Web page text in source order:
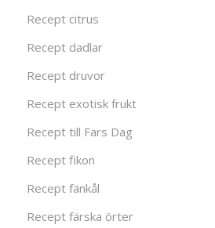
Recept citrus
Recept dadlar
Recept druvor
Recept exotisk frukt
Recept till Fars Dag
Recept fikon
Recept fänkål
Recept färska örter